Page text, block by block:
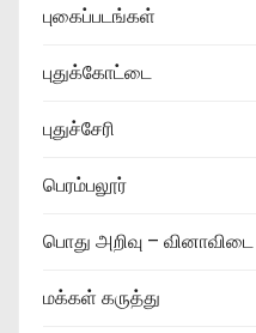
புகைப்படங்கள்
புதுக்கோட்டை
புதுச்சேரி
பெரம்பலூர்
பொது அறிவு – வினாவிடை
மக்கள் கருத்து